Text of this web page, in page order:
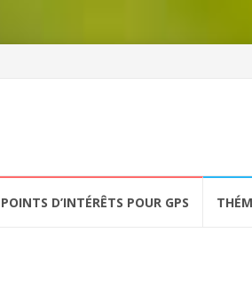
POINTS D’INTÉRÊTS POUR GPS